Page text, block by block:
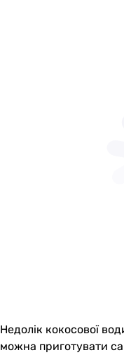
Недолік кокосової
можна приготувати